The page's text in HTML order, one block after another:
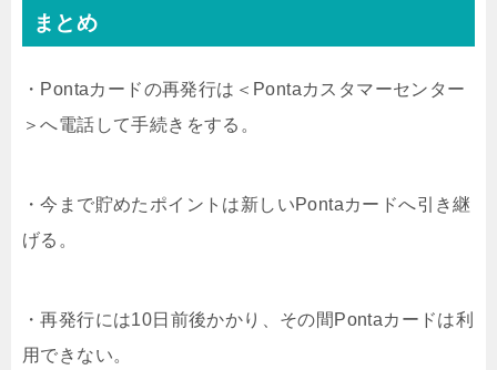
まとめ
・Pontaカードの再発行は＜Pontaカスタマーセンター
＞へ電話して手続きをする。
・今まで貯めたポイントは新しいPontaカードへ引き継
げる。
・再発行には10日前後かかり、その間Pontaカードは利
用できない。